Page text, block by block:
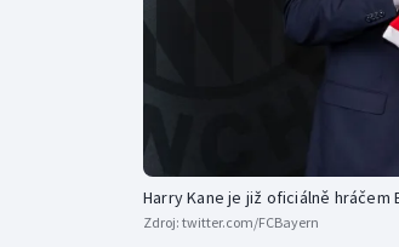
Harry Kane je již oficiálně hráčem
Zdroj: twitter.com/FCBayern